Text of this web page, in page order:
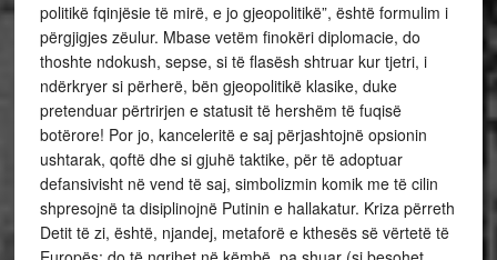
politikë fqinjësie të mirë, e jo gjeopolitikë”, është formulim i
përgjigjes zëulur. Mbase vetëm finokëri diplomacie, do
thoshte ndokush, sepse, si të flasësh shtruar kur tjetri, i
ndërkryer si përherë, bën gjeopolitikë klasike, duke
pretenduar përtrirjen e statusit të hershëm të fuqisë
botërore! Por jo, kanceleritë e saj përjashtojnë opsionin
ushtarak, qoftë dhe si gjuhë taktike, për të adoptuar
defansivisht në vend të saj, simbolizmin komik me të cilin
shpresojnë ta disiplinojnë Putinin e hallakatur. Kriza përreth
Detit të zi, është, njandej, metaforë e kthesës së vërtetë të